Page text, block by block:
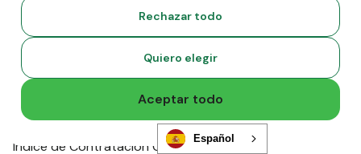
Guía de visados para Sudáfrica
Ver todas las guías sobre visados
Recursos
Centro de contenidos
Guías mundiales
Noticias sobre cumplimiento normativo
Índice de Contratación Global
Rechazar todo
Quiero elegir
Aceptar todo
Español